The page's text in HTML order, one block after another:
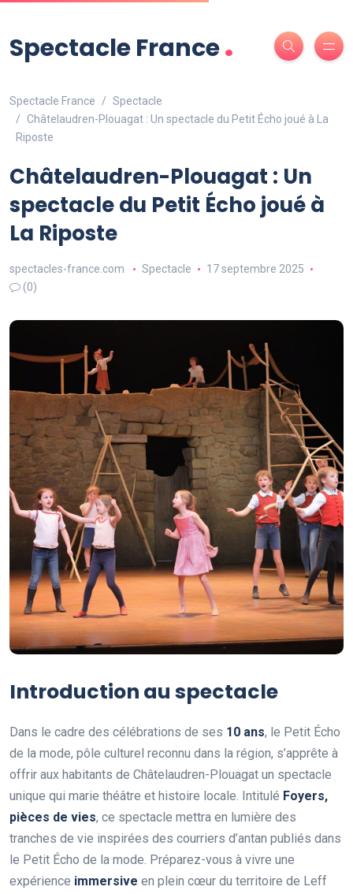
Spectacle France.
Spectacle France
Spectacle
Châtelaudren-Plouagat : Un spectacle du Petit Écho joué à La
Riposte
Châtelaudren-Plouagat : Un
spectacle du Petit Écho joué à
La Riposte
spectacles-france.com Spectacle
17 septembre 2025
(0)
Introduction au spectacle
Dans le cadre des célébrations de ses 10 ans, le Petit Écho
de la mode, pôle culturel reconnu dans la région, s’apprête à
offrir aux habitants de Châtelaudren-Plouagat un spectacle
unique qui marie théâtre et histoire locale. Intitulé Foyers,
pièces de vies, ce spectacle mettra en lumière des
tranches de vie inspirées des courriers d’antan publiés dans
le Petit Écho de la mode. Préparez-vous à vivre une
expérience immersive en plein cœur du territoire de Leff